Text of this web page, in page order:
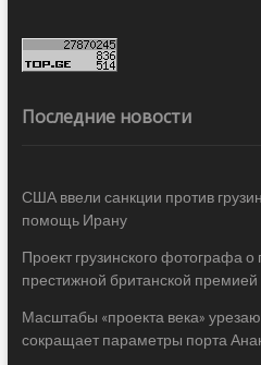
Последние новости
США ввели санкции против
помощь Ирану
Проект грузинского фотографа
престижной британской премией
Масштабы «проекта века»
сокращает параметры порта